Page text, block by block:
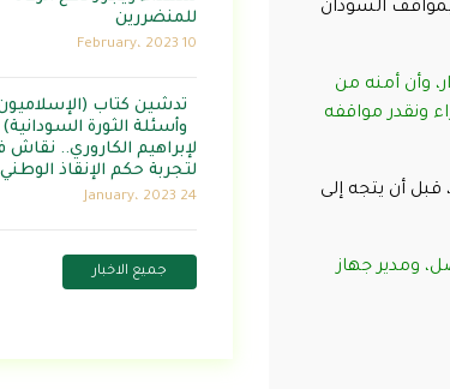
السودان
وأن أمنه من
ونقدر مواقفه
أن يتجه إلى
ومدير جهاز
للمنضررين
10 February، 2023
تدشين كتاب
وأسئلة الثورة السودانية)
لإبراهيم الكاروري..
لتجربة حكم الإنقاذ الوطني
24 January، 2023
جميع الاخبار